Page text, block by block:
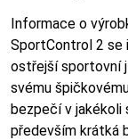
Informace o
SportControl 2 se
ostřejší sportovní
svému
bezpečí v jakékoli
především krátká